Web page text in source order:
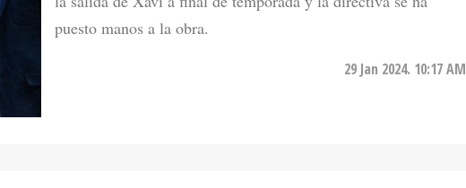
puesto manos a la obra.
29 Jan 2024. 10:17 AM